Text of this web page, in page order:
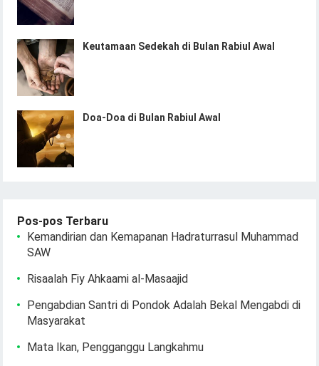
Keutamaan Sedekah di Bulan Rabiul Awal
Doa-Doa di Bulan Rabiul Awal
Pos-pos Terbaru
Kemandirian dan Kemapanan Hadraturrasul Muhammad
SAW
Risaalah Fiy Ahkaami al-Masaajid
Pengabdian Santri di Pondok Adalah Bekal Mengabdi di
Masyarakat
Mata Ikan, Pengganggu Langkahmu